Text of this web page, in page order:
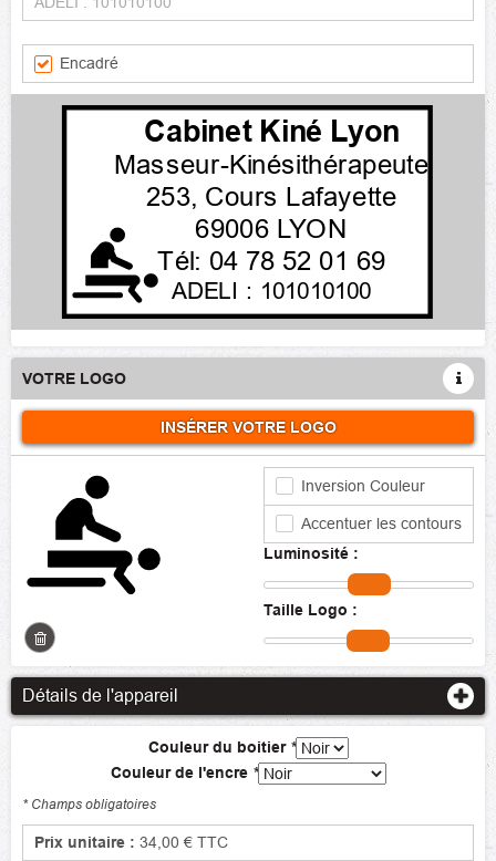
Encadré
Cabinet Kiné Lyon
Masseur-Kinésithérapeute
253, Cours Lafayette
69006 LYON
Tél: 04 78 52 01 69
ADELI : 101010100
VOTRE LOGO
INSÉRER VOTRE LOGO
Inversion Couleur
Accentuer les contours
Luminosité :
Taille Logo :
Détails de l'appareil
Couleur du boitier *
Couleur de l'encre *
* Champs obligatoires
Prix unitaire : 34,00 € TTC